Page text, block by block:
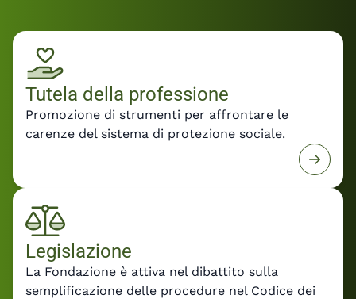
rendere la riforma uno strumento concreto di
crescita e sviluppo delle professioni tecniche.
Leggi il comunicato stampa con le
dichiarazioni del Presidente Felice De Luca e la
posizione di Fondazione Inarcassa sul DDL
Professioni e sulla prossima fase della riforma.
Tutela della professione
Promozione di strumenti per affrontare le
carenze del sistema di protezione sociale.
Legislazione
La Fondazione è attiva nel dibattito sulla
semplificazione delle procedure nel Codice dei